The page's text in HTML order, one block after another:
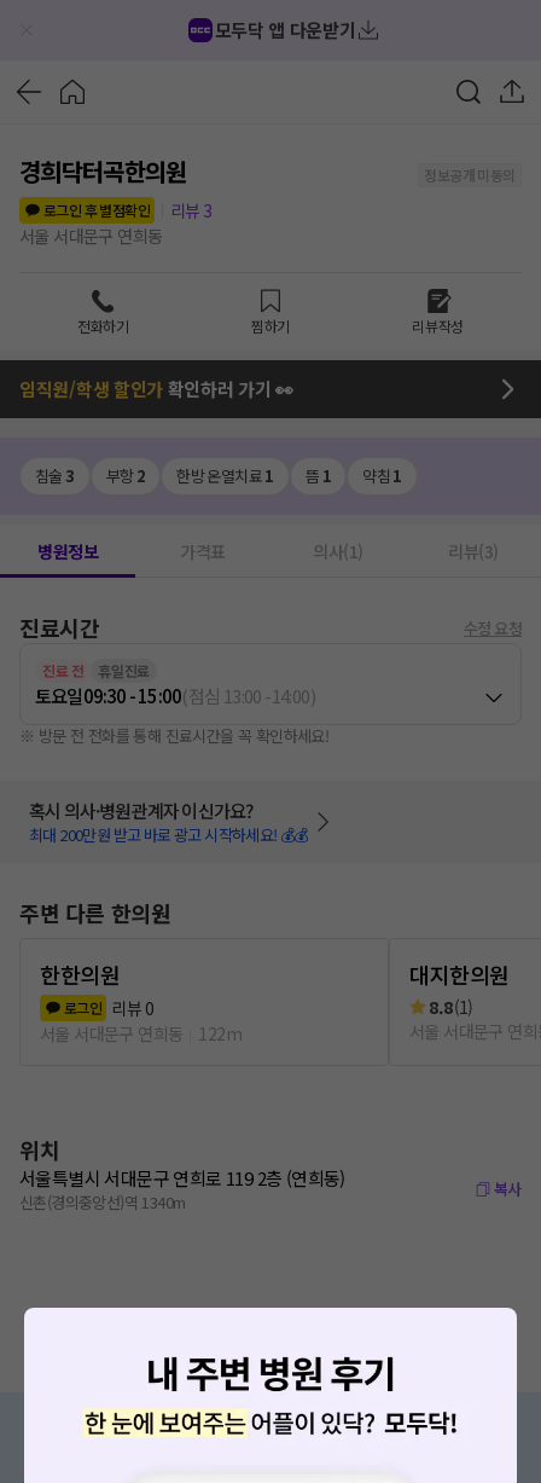
모두닥 앱 다운받기
경희닥터곡한의원
정보공개 미동의
로그인 후 별점확인
리뷰 3
서울 서대문구 연희동
전화하기 찜하기 리뷰작성
임직원/학생 할인가확인하러 가기 👀
침술3 부항2 한방 온열치료1 뜸 1 약침 1
병원정보 가격표 의사(1) 리뷰(3)
진료시간 수정 요청
진료 전 휴일진료
토요일09:30 - 15:00(점심 13:00-14:00)
※ 방문 전 전화를 통해 진료시간을 꼭 확인하세요!
혹시 의사·병원관계자 이신가요?
최대 200만원 받고 바로 광고 시작하세요! 💰💰
주변 다른 한의원
한한의원
로그인 리뷰 0
서울 서대문구 연희동
122m
대지한의원
8.8(1)
서울 서대문구 연
위치
서울특별시 서대문구 연희로 119 2층 (연희동)
신촌(경의중앙선)역 1340m
복사
증상/치료, 궁금한 점이 있나요?